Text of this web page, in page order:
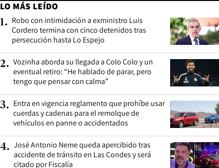
LO MÁS LEÍDO
1. Robo con intimidación a exministro Luis
Cordero termina con cinco detenidos tras
persecución hasta Lo Espejo
2. Vozinha aborda su llegada a Colo Colo y un
eventual retiro: “He hablado de parar, pero
tengo que pensar con calma”
3. Entra en vigencia reglamento que prohíbe usar
cuerdas y cadenas para el remolque de
vehículos en panne o accidentados
4. José Antonio Neme queda apercibido tras
accidente de tránsito en Las Condes y será
citado por Fiscalía